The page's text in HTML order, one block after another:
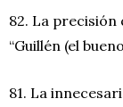
82. La
“Guillén (el
81. La